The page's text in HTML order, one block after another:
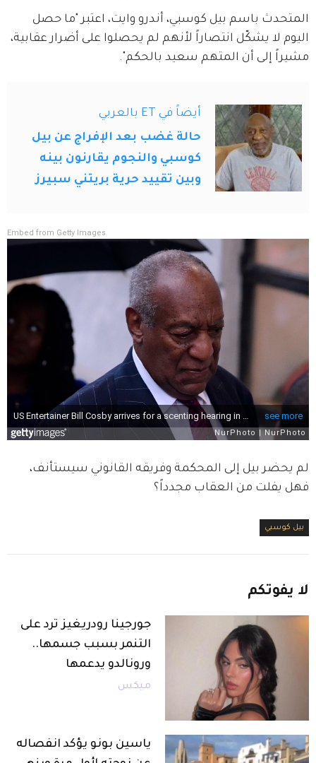
المتحدث باسم بيل كوسبي، أندرو وايت، اعتبر "ما حصل
اليوم لا يشكّل انتصاراً لأنهم لم يحصلوا على أضرار عقابية،
مشيراً إلى أن المتهم سعيد بالحكم".
أيضاً في ET بالعربي
حالة غضب بعد الإفراج عن بيل
كوسبي والنجوم يقارنون بينه
وبين تقييد حرية بريتني سبيرز
Embed from Getty Images
لم يحضر بيل إلى المحكمة وفريقه القانوني سيستأنف،
فهل يفلت من العقاب مجدداً؟
بيل كوسبي
لا يفوتكم
جورجينا رودريغيز ترد على
التنمر بسبب جسمها..
ورونالدو يدعمها
ميكس
ياسين بونو يؤكد انفصاله